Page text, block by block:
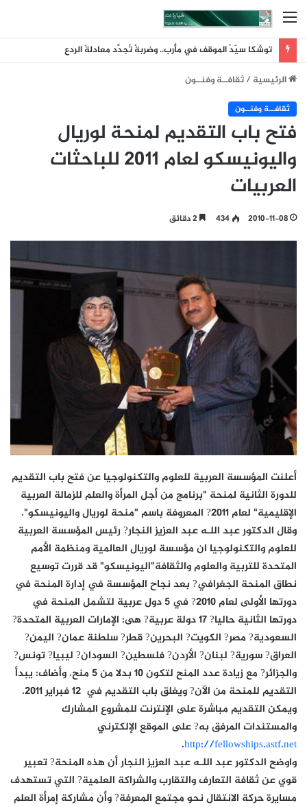
القائمة
توشكا سيّدُ الموقف في مأرب.. وضربةٌ تُجدِّد معادلةَ الردع
الرئيسية/ثقافــة وفنــون
ثقافــة وفنــون
فتح باب التقديم لمنحة لوريال
واليونيسكو لعام 2011 للباحثات
العربيات
2010-11-08
434
أعلنت المؤسسة العربية للعلوم والتكنولوجيا عن فتح باب التقديم
للدورة الثانية لمنحة "برنامج من أجل المرأة والعلم للزمالة العربية
الإقليمية" لعام 2011? المعروفة باسم "منحة لوريال واليونيسكو".
وقال الدكتور عبد اللـه عبد العزيز النجار? رئيس المؤسسة العربية
للعلوم والتكنولوجيا ان مؤسسة لوريال العالمية ومنظمة الأمم
المتحدة للتربية والعلوم والثقافة"اليونيسكو" قد قررت توسيع
نطاق المنحة الجغرافي? بعد نجاح المؤسسة في إدارة المنحة في
دورتها الأولى لعام 2010? في 5 دول عربية لتشمل المنحة في
دورتها الثانية حاليا? 17 دولة عربية? هى: الإمارات العربية المتحدة?
السعودية? مصر? الكويت? البحرين? قطر? سلطنة عمان? اليمن?
العراق? سورية? لبنان? الأردن? فلسطين? السودان? ليبيا? تونس?
والجزائر? مع زيادة عدد المنح لتكون 10 بدلا من 5 منح. وأضاف: يبدأ
التقديم للمنحة من الآن? ويغلق باب التقديم في 12 فبراير 2011.
ويمكن التقديم مباشرة على الإنترنت للمشروع المشارك
والمستندات المرفق به? على الموقع الإلكترني
http://fellowships.astf.net
.
واوضح الدكتور عبد اللـه عبد العزيز النجار أن هذه المنحة? تعبير
قوي عن ثقافة التعارف والتقارب والشراكة العلمية? التي تستهدف
مسايرة حركة الانتقال نحو مجتمع المعرفة? وأن مشاركة إمرأة العلم